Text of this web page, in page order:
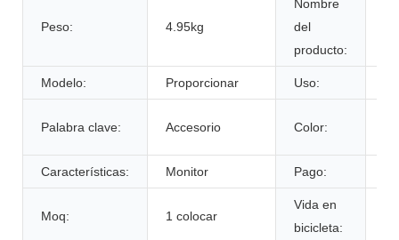
Peso: 4.95kg
Nombre
del
producto:
Modelo: Proporcionar Uso:
Palabra clave: Accesorio Color:
Características: Monitor Pago:
Moq: 1 colocar
Vida en
bicicleta: